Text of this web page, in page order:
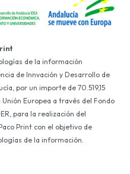
de la información
de Innvación y Desarrollo de
por un importe de 70.519,15
Europea a través del Fondo
para la realización del
Print con el objetivo de
de la información.